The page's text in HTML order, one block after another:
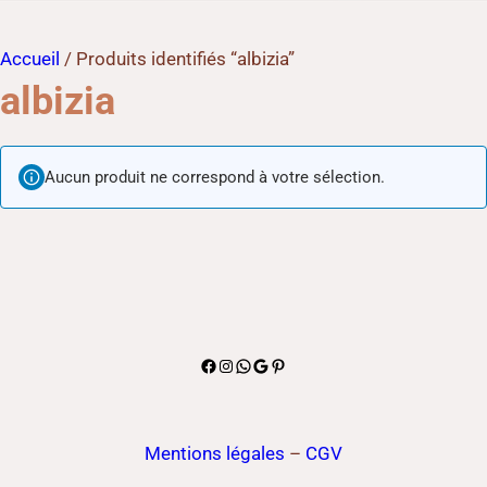
Accueil / Produits identifiés “albizia”
albizia
Aucun produit ne correspond à votre sélection.
Facebook
Instagram
WhatsApp
Google
Pinterest
Mentions légales – CGV